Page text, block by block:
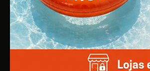
EMPRESA
Quem Somos
Produtos
Catálogos